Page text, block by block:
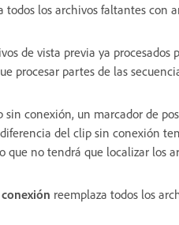
todos los archivos faltantes con
de vista previa ya procesados
procesar partes de las
conexión, un marcador de
del clip sin conexión
que no tendrá que localizar los
reemplaza todos los